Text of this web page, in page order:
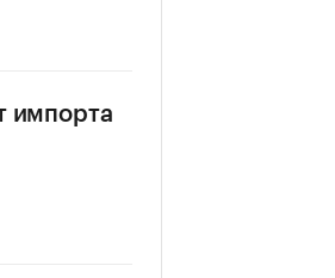
импорта